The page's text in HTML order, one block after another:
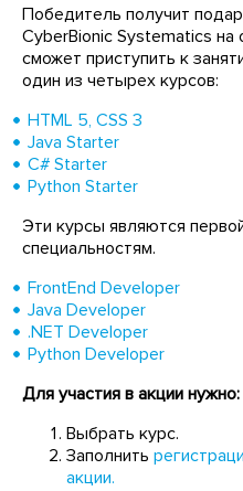
Победитель получит
CyberBionic Systematics на
сможет приступить к
один из четырех курсов:
HTML 5, CSS 3
Java Starter
С# Starter
Python Starter
Эти курсы являются
специальностям.
FrontEnd Developer
Java Developer
.NET Developer
Python Developer
Для участия в акции нужно:
Выбрать курс.
Заполнить
акции.